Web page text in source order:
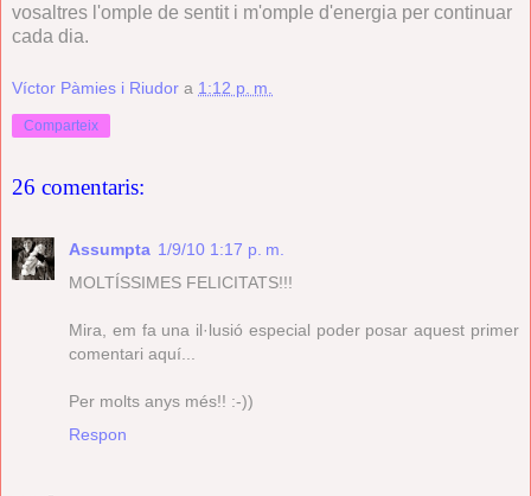
vosaltres l'omple de sentit i m'omple d'energia per continuar
cada dia.
Víctor Pàmies i Riudor a 1:12 p. m.
Comparteix
26 comentaris:
Assumpta 1/9/10 1:17 p. m.
MOLTÍSSIMES FELICITATS!!!
Mira, em fa una il·lusió especial poder posar aquest primer
comentari aquí...
Per molts anys més!! :-))
Respon